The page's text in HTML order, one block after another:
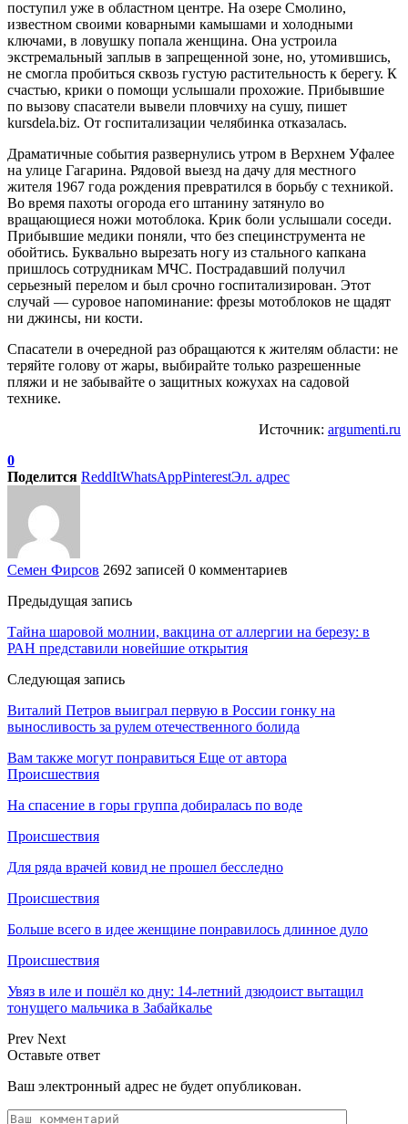
поступил уже в областном центре. На озере Смолино,
известном своими коварными камышами и холодными
ключами, в ловушку попала женщина. Она устроила
экстремальный заплыв в запрещенной зоне, но, утомившись,
не смогла пробиться сквозь густую растительность к берегу. К
счастью, крики о помощи услышали прохожие. Прибывшие
по вызову спасатели вывели пловчиху на сушу, пишет
kursdela.biz. От госпитализации челябинка отказалась.
Драматичные события развернулись утром в Верхнем Уфалее
на улице Гагарина. Рядовой выезд на дачу для местного
жителя 1967 года рождения превратился в борьбу с техникой.
Во время пахоты огорода его штанину затянуло во
вращающиеся ножи мотоблока. Крик боли услышали соседи.
Прибывшие медики поняли, что без специнструмента не
обойтись. Буквально вырезать ногу из стального капкана
пришлось сотрудникам МЧС. Пострадавший получил
серьезный перелом и был срочно госпитализирован. Этот
случай — суровое напоминание: фрезы мотоблоков не щадят
ни джинсы, ни кости.
Спасатели в очередной раз обращаются к жителям области: не
теряйте голову от жары, выбирайте только разрешенные
пляжи и не забывайте о защитных кожухах на садовой
технике.
Источник: argumenti.ru
0
Поделится ReddItWhatsAppPinterestЭл. адрес
Семен Фирсов 2692 записей 0 комментариев
Предыдущая запись
Тайна шаровой молнии, вакцина от аллергии на березу: в
РАН представили новейшие открытия
Следующая запись
Виталий Петров выиграл первую в России гонку на
выносливость за рулем отечественного болида
Вам также могут понравиться Еще от автора
Происшествия
На спасение в горы группа добиралась по воде
Происшествия
Для ряда врачей ковид не прошел бесследно
Происшествия
Больше всего в идее женщине понравилось длинное дуло
Происшествия
Увяз в иле и пошёл ко дну: 14-летний дзюдоист вытащил
тонущего мальчика в Забайкалье
Prev Next
Оставьте ответ
Ваш электронный адрес не будет опубликован.